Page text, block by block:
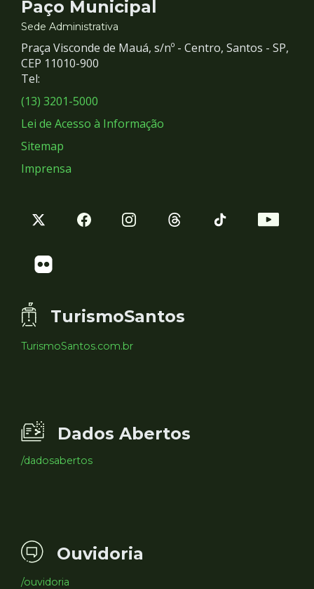
e
Redes
Sociais
Paço Municipal
Sede Administrativa
Praça Visconde de Mauá, s/nº - Centro, Santos - SP,
CEP 11010-900
Tel:
(13) 3201-5000
Lei de Acesso à Informação
Sitemap
Imprensa
TurismoSantos
TurismoSantos.com.br
Dados Abertos
/dadosabertos
Ouvidoria
/ouvidoria